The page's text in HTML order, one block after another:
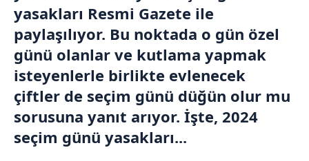
yasakları Resmi Gazete ile
paylaşılıyor. Bu noktada o gün özel
günü olanlar ve kutlama yapmak
isteyenlerle birlikte evlenecek
çiftler de seçim günü düğün olur mu
sorusuna yanıt arıyor. İşte, 2024
seçim günü yasakları...